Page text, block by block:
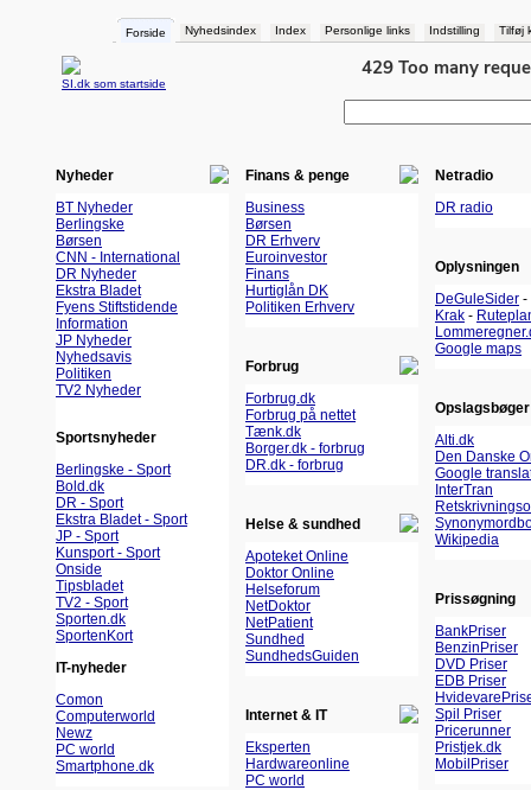
Forside Nyhedsindex Index Personlige links Indstilling Tilføj
SI.dk som startside
Nyheder
BT Nyheder
Berlingske
Børsen
CNN - International
DR Nyheder
Ekstra Bladet
Fyens Stiftstidende
Information
JP Nyheder
Nyhedsavis
Politiken
TV2 Nyheder
Sportsnyheder
Berlingske - Sport
Bold.dk
DR - Sport
Ekstra Bladet - Sport
JP - Sport
Kunsport - Sport
Onside
Tipsbladet
TV2 - Sport
Sporten.dk
SportenKort
IT-nyheder
Comon
Computerworld
Newz
PC world
Smartphone.dk
Finans & penge
Business
Børsen
DR Erhverv
Euroinvestor
Finans
Hurtiglån DK
Politiken Erhverv
Forbrug
Forbrug.dk
Forbrug på nettet
Tænk.dk
Borger.dk - forbrug
DR.dk - forbrug
Helse & sundhed
Apoteket Online
Doktor Online
Helseforum
NetDoktor
NetPatient
Sundhed
SundhedsGuiden
Internet & IT
Eksperten
Hardwareonline
PC world
Netradio
DR radio
Oplysningen
DeGuleSider -
Krak -
Google maps
Opslagsbøger
Alti.dk
Den Danske
Google
InterTran
Wikipedia
Prissøgning
BankPriser
BenzinPriser
DVD Priser
EDB Priser
Spil Priser
Pricerunner
Pristjek.dk
MobilPriser